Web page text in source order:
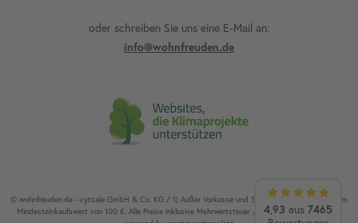
4,93 aus 7465
oder schreiben Sie uns eine E-Mail an:
info@wohnfreuden.de
© wohnfreuden.de - cytsale GmbH & Co. KG / 1) Außer Vorkasse und Speditionsware. 2) Ab einem
Mindesteinkaufswert von 100 €. Alle Preise inklusive Mehrwertsteuer / Alle Rechte vorbehalten.